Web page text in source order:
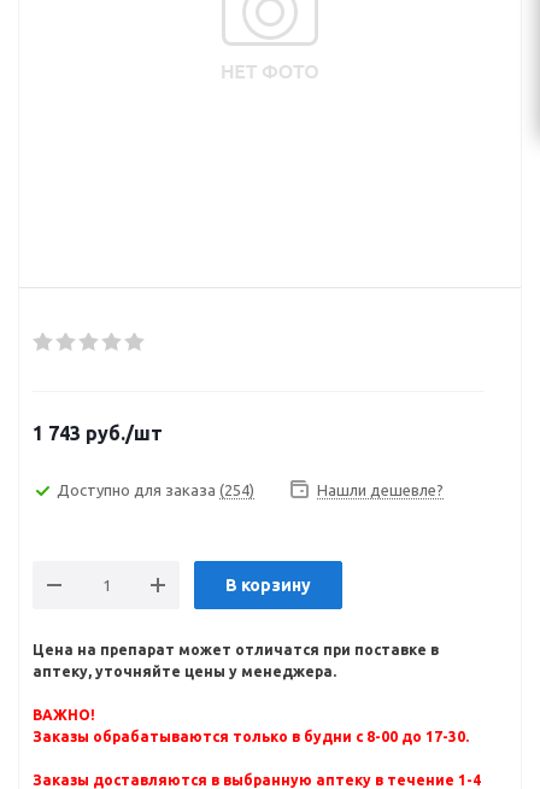
1 743 руб./шт
Доступно для заказа (254) Нашли дешевле?
В корзину
Цена на препарат может отличатся при поставке в
аптеку, уточняйте цены у менеджера.
ВАЖНО!
Заказы обрабатываются только в будни с 8-00 до 17-30.
Заказы доставляются в выбранную аптеку в течение 1-4